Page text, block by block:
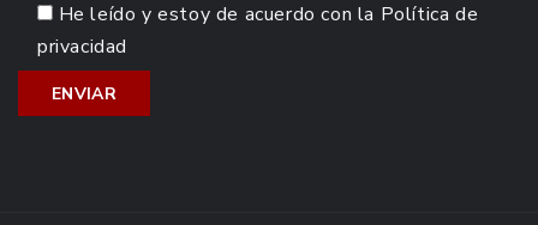
He leído y estoy de acuerdo con la Política de
privacidad